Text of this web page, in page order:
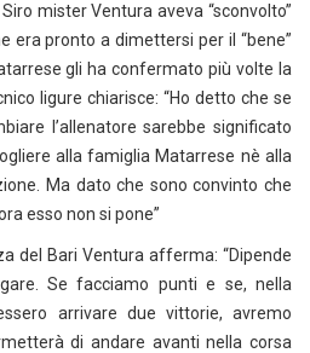
mister Ventura aveva “sconvolto”
era pronto a dimettersi per il “bene”
gli ha confermato più volte la
ligure chiarisce: “Ho detto che se
l’allenatore sarebbe significato
alla famiglia Matarrese nè alla
Ma dato che sono convinto che
esso non si pone”
del Bari Ventura afferma: “Dipende
Se facciamo punti e se, nella
arrivare due vittorie, avremo
di andare avanti nella corsa